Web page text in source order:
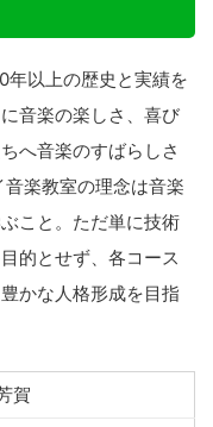
年以上の歴史と実績を
音楽の楽しさ、喜び
へ音楽のすばらしさ
楽教室の理念は音楽
こと。ただ単に技術
的とせず、各コース
かな人格形成を目指
賀